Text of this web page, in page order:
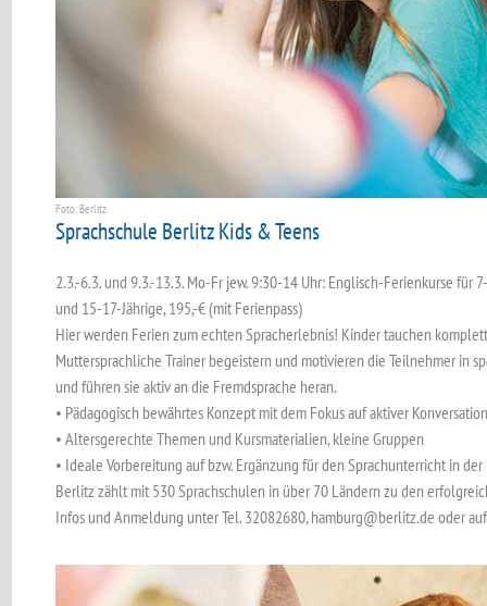
Foto: Berlitz
Sprachschule Berlitz Kids & Teens
2.3.-6.3. und 9.3.-13.3. Mo-Fr jew. 9:30-14 Uhr: Englisch-Ferienkurse für
und 15-17-Jährige, 195,-€ (mit Ferienpass)
Hier werden Ferien zum echten Spracherlebnis! Kinder tauchen
Muttersprachliche Trainer begeistern und motivieren die Teilnehmer in
und führen sie aktiv an die Fremdsprache heran.
• Pädagogisch bewährtes Konzept mit dem Fokus auf aktiver Konversation
• Altersgerechte Themen und Kursmaterialien, kleine Gruppen
• Ideale Vorbereitung auf bzw. Ergänzung für den Sprachunterricht in
Berlitz zählt mit 530 Sprachschulen in über 70 Ländern zu den
Infos und Anmeldung unter Tel. 32082680, hamburg@berlitz.de oder